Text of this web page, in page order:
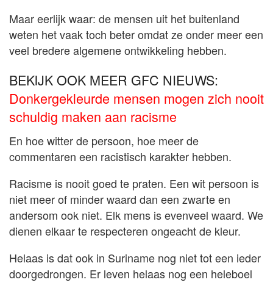
Maar eerlijk waar: de mensen uit het buitenland
weten het vaak toch beter omdat ze onder meer een
veel bredere algemene ontwikkeling hebben.
BEKIJK OOK MEER GFC NIEUWS:
Donkergekleurde mensen mogen zich nooit
schuldig maken aan racisme
En hoe witter de persoon, hoe meer de
commentaren een racistisch karakter hebben.
Racisme is nooit goed te praten. Een wit persoon is
niet meer of minder waard dan een zwarte en
andersom ook niet. Elk mens is evenveel waard. We
dienen elkaar te respecteren ongeacht de kleur.
Helaas is dat ook in Suriname nog niet tot een ieder
doorgedrongen. Er leven helaas nog een heleboel